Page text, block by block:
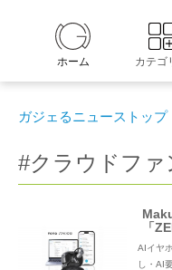
ホーム カテゴ
ガジェるニューストップ
#クラウドフ
「
AIイヤ
し・AI